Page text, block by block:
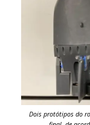
Dois protótipos do